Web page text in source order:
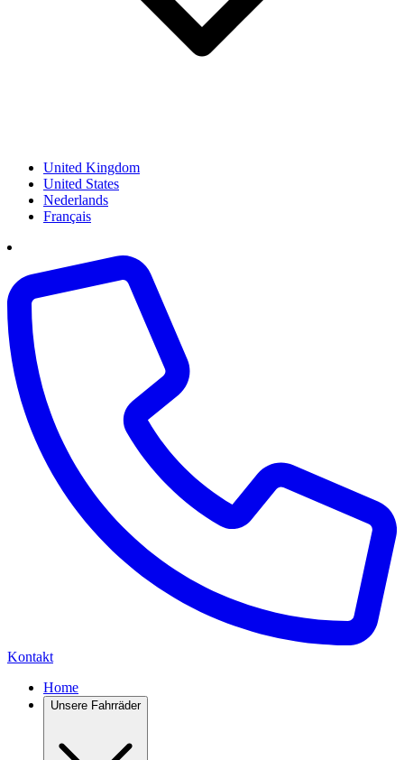
United Kingdom
United States
Nederlands
Français
Kontakt
Home
Unsere Fahrräder